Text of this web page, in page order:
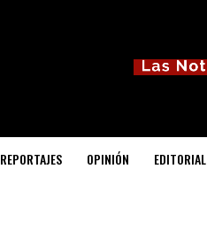
REPORTAJES OPINIÓN EDITORIAL